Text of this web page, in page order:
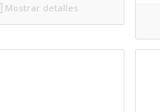
Mostrar detalles